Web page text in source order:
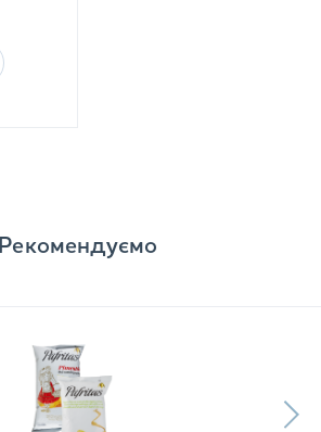
Рекомендуємо